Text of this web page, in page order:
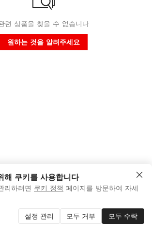
련 상품을 찾을 수 없습니다
원하는 것을 알려주세요
해 쿠키를 사용합니다
리하려면 쿠키 정책 페이지를 방문하여 자세
설정 관리 모두 거부 모두 수락